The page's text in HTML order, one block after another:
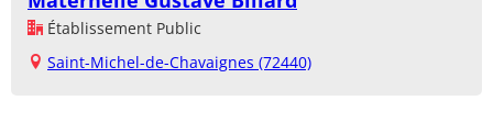
Établissement Public
Saint-Michel-de-Chavaignes (72440)